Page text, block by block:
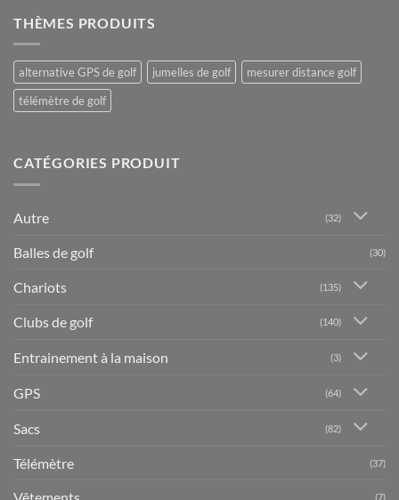
THÈMES PRODUITS
alternative GPS de golf jumelles de golf
mesurer distance golf
télémètre de golf
CATÉGORIES PRODUIT
Autre (32)
Balles de golf (30)
Chariots (135)
Clubs de golf (140)
Entrainement à la maison (3)
GPS (64)
Sacs (82)
Télémètre (37)
(7)